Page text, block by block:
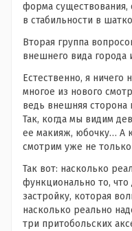
форма существования,
в стабильности в
Вторая группа
внешнего вида города
Естественно, я
многое из нового
ведь внешняя сторона
Так, когда мы видим
ее макияж, юбочку… А
смотрим уже не только
Так вот: насколько
функционально то, что
застройку, которая
насколько реально
три притобольских